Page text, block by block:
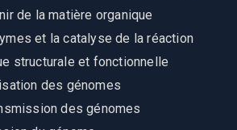
de la matière organique
et la catalyse de la réaction
structurale et fonctionnelle
des génomes
des génomes